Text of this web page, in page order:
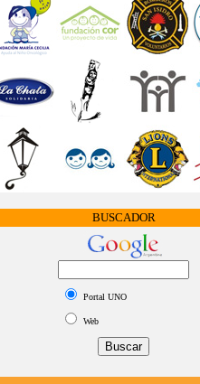
BUSCADOR
Portal UNO
Web